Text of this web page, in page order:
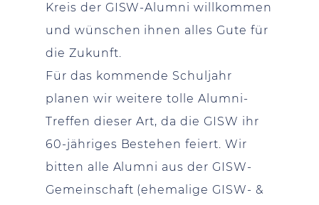
Kreis der GISW-Alumni willkommen
und wünschen ihnen alles Gute für
die Zukunft.
Für das kommende Schuljahr
planen wir weitere tolle Alumni-
Treffen dieser Art, da die GISW ihr
60-jähriges Bestehen feiert. Wir
bitten alle Alumni aus der GISW-
Gemeinschaft (ehemalige GISW- &